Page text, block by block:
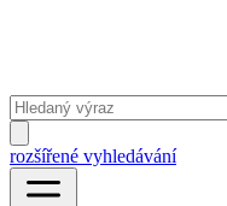
rozšířené vyhledávání